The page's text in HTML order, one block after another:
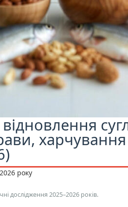
харчування
року
дослідження 2025–2026 років.